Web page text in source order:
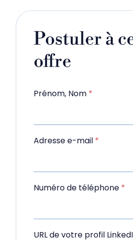
Postuler à
offre
Prénom, Nom *
Adresse e-mail *
Numéro de téléphone *
URL de votre profil